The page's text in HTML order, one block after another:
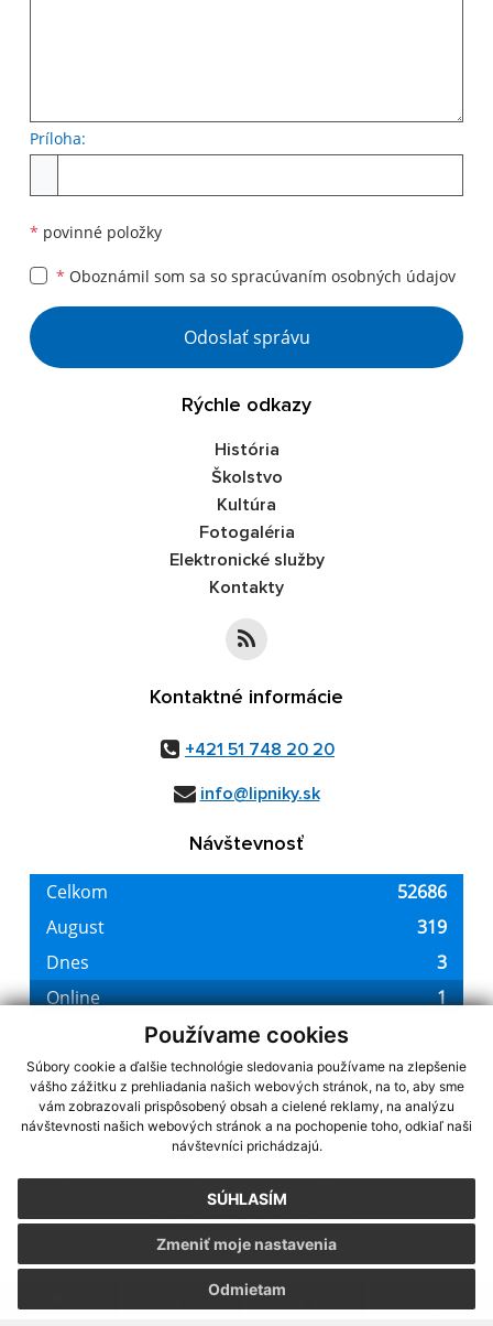
Používame cookies
Súbory cookie a ďalšie technológie sledovania používame na zlepšenie
vášho zážitku z prehliadania našich webových stránok, na to, aby sme
vám zobrazovali prispôsobený obsah a cielené reklamy, na analýzu
návštevnosti našich webových stránok a na pochopenie toho, odkiaľ naši
návštevníci prichádzajú.
SÚHLASÍM
Odmietam
Zmeniť moje nastavenia
Príloha:
* povinné položky
* Oboznámil som sa so spracúvaním osobných údajov
Google reCaptcha Response
Odoslať správu
Rýchle odkazy
História
Školstvo
Kultúra
Fotogaléria
Elektronické služby
Kontakty
Kontaktné informácie
+421 51 748 20 20
info@lipniky.sk
Návštevnosť
využite možnosť získavania aktuálnych informácií s využitím RSS
CMS systém (redakčný) systém ECHELON 2,Mapa stránok,web portál
webex.digital, s.r.o.,domény,registrácia domény
Posledná aktualizácia:22.07.2026
Vytlačiť stránku|Vyhlásenie o prístupnosti